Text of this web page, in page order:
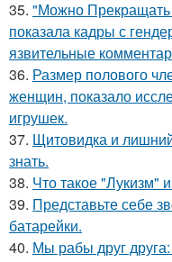
35. "Можно
показала кадры с
язвительные
36. Размер полового
женщин, показало
игрушек.
37. Щитовидка и
знать.
38. Что такое "Лукизм"
39. Представьте себе
батарейки.
40. Мы рабы друг